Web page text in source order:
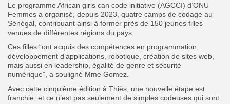
Le programme African girls can code initiative (AGCCI) d’ONU
Femmes a organisé, depuis 2023, quatre camps de codage au
Sénégal, contribuant ainsi à former près de 150 jeunes filles
venues de différentes régions du pays.
Ces filles “ont acquis des compétences en programmation,
développement d’applications, robotique, création de sites web,
mais aussi en leadership, égalité de genre et sécurité
numérique”, a souligné Mme Gomez.
Avec cette cinquième édition à Thiès, une nouvelle étape est
franchie, et ce n’est pas seulement de simples codeuses qui sont